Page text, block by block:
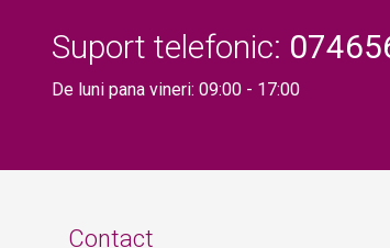
Suport telefonic:
De luni pana vineri: 09:00 - 17:00
Contact